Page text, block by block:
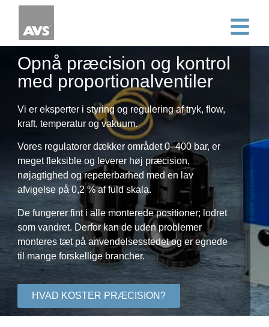
Opnå præcision og kontrol
med proportionalventiler
Vi er eksperter i styring og regulering af tryk, flow,
kraft, temperatur og vakuum.
Vores regulatorer dækker området 0–400 bar, er
meget fleksible og leverer høj præcision,
nøjagtighed og repeterbarhed med en lav
afvigelse på 0,2 % af fuld skala.
De fungerer fint i alle monterede positioner; lodret
som vandret. Derfor kan de uden problemer
monteres tæt på anvendelsesstedet og er egnede
til mange forskellige brancher.
HVAD KOSTER PRÆCISION?